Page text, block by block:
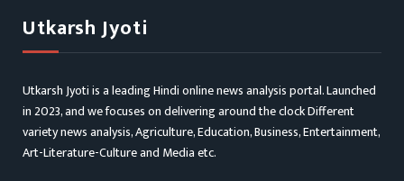
Utkarsh Jyoti
Utkarsh Jyoti is a leading Hindi online news analysis portal. Launched
in 2023, and we focuses on delivering around the clock Different
variety news analysis, Agriculture, Education, Business, Entertainment,
Art-Literature-Culture and Media etc.